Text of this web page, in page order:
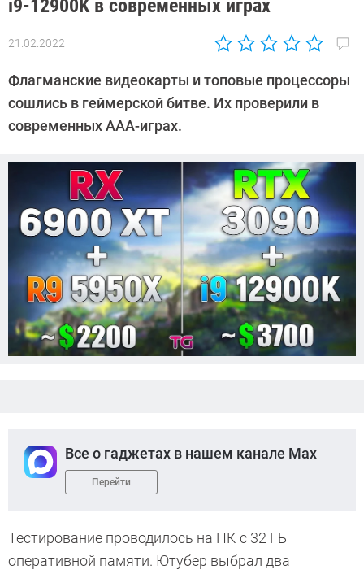
i9-12900K в современных играх
21.02.2022
Автор:
Калашников
Флагманские видеокарты и топовые процессоры
сошлись в геймерской битве. Их проверили в
современных AAA-играх.
Все о гаджетах в нашем канале Max
Перейти
Тестирование проводилось на ПК с 32 ГБ
оперативной памяти. Ютубер выбрал два